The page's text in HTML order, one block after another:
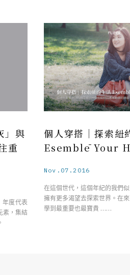
」與
重
年度代表
素，集結
個人穿搭｜探索紐
Esemblē Your
Nov.07.2016
在這個世代，這個年紀的我們
擁有更多渴望去探索世界。在
學到最重要也最寶貴 ……